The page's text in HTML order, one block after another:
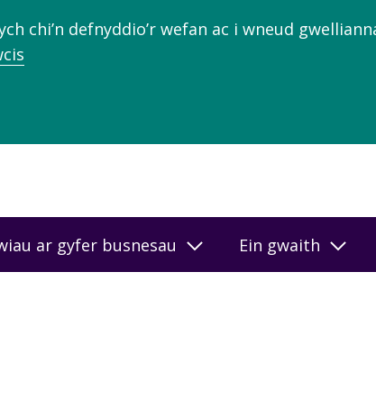
chi’n defnyddio’r wefan ac i wneud
ar gyfer busnesau Ein gwaith